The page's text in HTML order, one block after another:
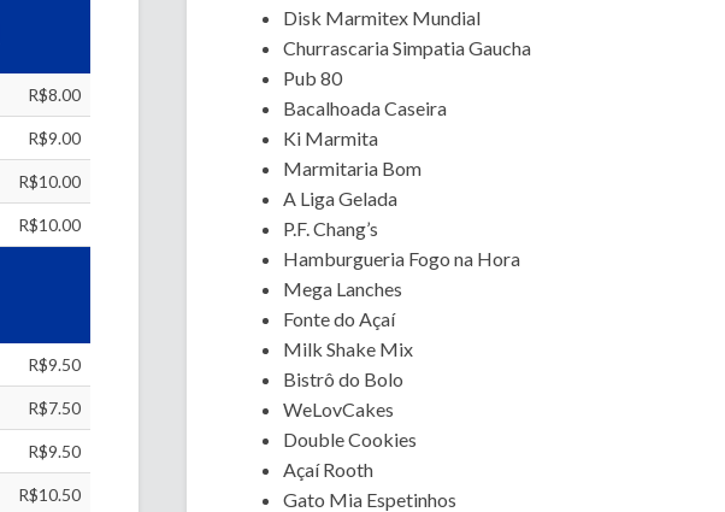
R$8.00
R$9.00
R$10.00
R$10.00
R$9.50
R$7.50
R$9.50
R$10.50
Disk Marmitex Mundial
Churrascaria Simpatia Gaucha
Pub 80
Bacalhoada Caseira
Ki Marmita
Marmitaria Bom
A Liga Gelada
P.F. Chang’s
Hamburgueria Fogo na Hora
Mega Lanches
Fonte do Açaí
Milk Shake Mix
Bistrô do Bolo
WeLovCakes
Double Cookies
Açaí Rooth
Gato Mia Espetinhos